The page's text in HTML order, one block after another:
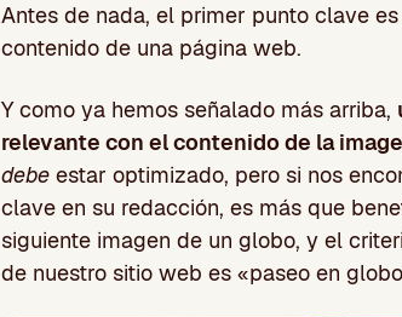
Antes de nada, el primer punto clave
contenido de una página web.
Y como ya hemos señalado más arriba,
relevante con el contenido de la
debe estar optimizado, pero si nos
clave en su redacción, es más que
siguiente imagen de un globo, y el
de nuestro sitio web es «paseo en